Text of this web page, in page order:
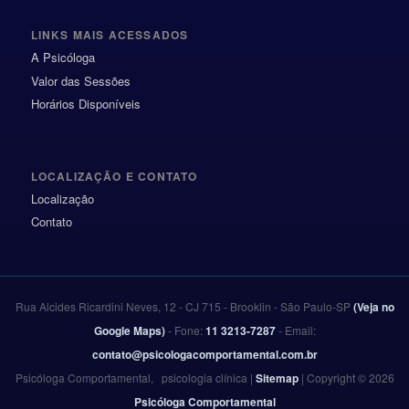
LINKS MAIS ACESSADOS
A Psicóloga
Valor das Sessões
Horários Disponíveis
LOCALIZAÇÃO E CONTATO
Localização
Contato
Rua Alcides Ricardini Neves, 12 - CJ 715 - Brooklin -São Paulo-SP(Veja no
Google Maps)- Fone:11 3213-7287- Email:
contato@psicologacomportamental.com.br
Psicóloga Comportamental, psicologia clínica | Sitemap| Copyright © 2026
Psicóloga Comportamental